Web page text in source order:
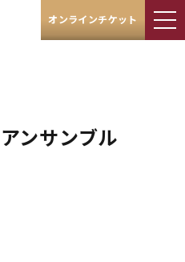
オンラインチケット
ンサンブル